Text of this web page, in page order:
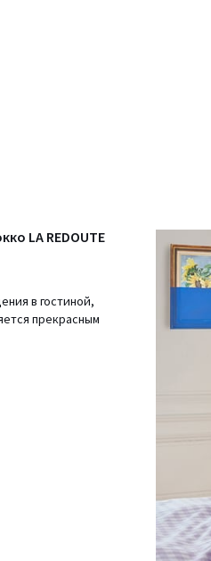
LA REDOUTE
в гостиной,
прекрасным